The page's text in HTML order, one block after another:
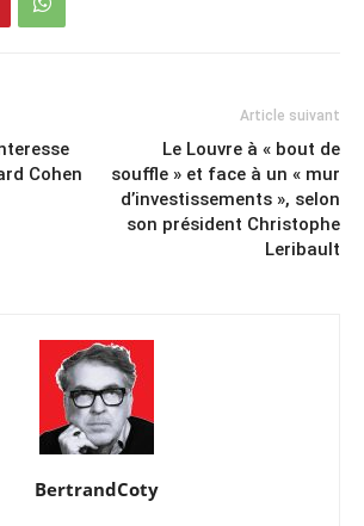
Cohen
Article suivant
Le Louvre à « bout de
souffle » et face à un « mur
d’investissements », selon
son président Christophe
Leribault
BertrandCoty